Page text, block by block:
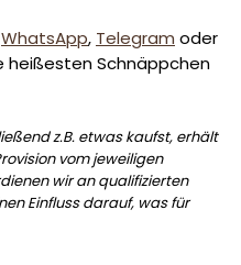
WhatsApp, Telegram oder
heißesten Schnäppchen
z.B. etwas kaufst, erhält
vom jeweiligen
wir an qualifizierten
Einfluss darauf, was für